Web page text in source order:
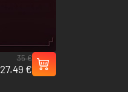
35 €
27.49 €